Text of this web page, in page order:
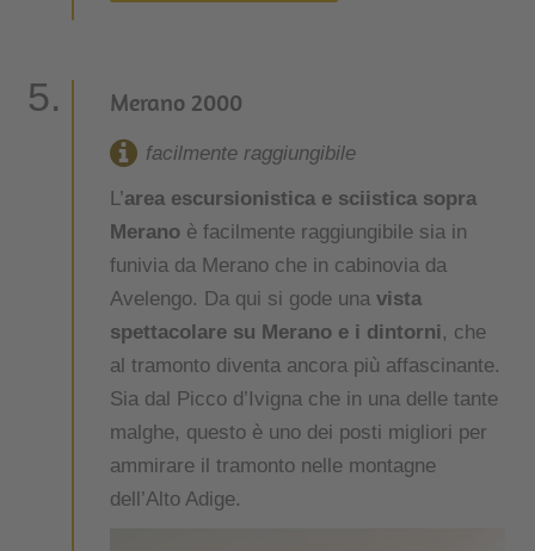
Merano 2000
facilmente raggiungibile
L’area escursionistica e sciistica sopra
Merano è facilmente raggiungibile sia in
funivia da Merano che in cabinovia da
Avelengo. Da qui si gode una vista
spettacolare su Merano e i dintorni, che
al tramonto diventa ancora più affascinante.
Sia dal Picco d’Ivigna che in una delle tante
malghe, questo è uno dei posti migliori per
ammirare il tramonto nelle montagne
dell’Alto Adige.